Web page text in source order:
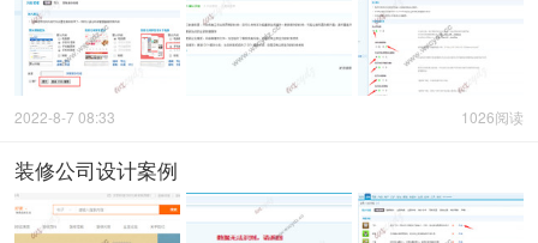
1026阅读
2022-8-7 08:33
装修公司设计案例